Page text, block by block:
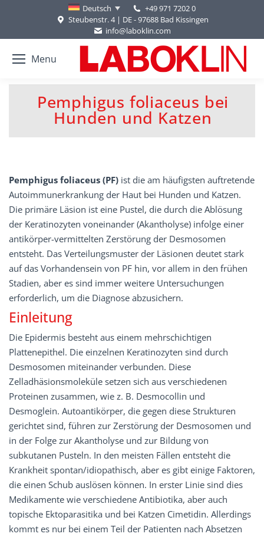
Deutsch
+49 971 7202 0
Steubenstr. 4 | DE - 97688 Bad Kissingen
info@laboklin.com
Menu
Pemphigus foliaceus bei
Hunden und Katzen
Sie befinden sich hier:
Pemphigus foliaceus (PF) ist die am häufigsten auftretende
Autoimmunerkrankung der Haut bei Hunden und Katzen.
Die primäre Läsion ist eine Pustel, die durch die Ablösung
der Keratinozyten voneinander (Akantholyse) infolge einer
antikörper-vermittelten Zerstörung der Desmosomen
entsteht. Das Verteilungsmuster der Läsionen deutet stark
auf das Vorhandensein von PF hin, vor allem in den frühen
Stadien, aber es sind immer weitere Untersuchungen
erforderlich, um die Diagnose abzusichern.
Einleitung
Die Epidermis besteht aus einem mehrschichtigen
Plattenepithel. Die einzelnen Keratinozyten sind durch
Desmosomen miteinander verbunden. Diese
Zelladhäsionsmoleküle setzen sich aus verschiedenen
Proteinen zusammen, wie z. B. Desmocollin und
Desmoglein. Autoantikörper, die gegen diese Strukturen
gerichtet sind, führen zur Zerstörung der Desmosomen und
in der Folge zur Akantholyse und zur Bildung von
subkutanen Pusteln. In den meisten Fällen entsteht die
Krankheit spontan/idiopathisch, aber es gibt einige Faktoren,
die einen Schub auslösen können. In erster Linie sind dies
Medikamente wie verschiedene Antibiotika, aber auch
topische Ektoparasitika und bei Katzen Cimetidin. Allerdings
kommt es nur bei einem Teil der Patienten nach Absetzen